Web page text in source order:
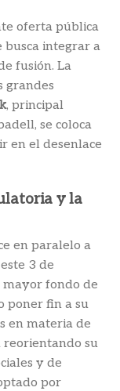
oferta pública
busca integrar a
fusión. La
grandes
, principal
se coloca
en el desenlace
y la
en paralelo a
3 de
mayor fondo de
poner fin a su
en materia de
reorientando su
y de
por